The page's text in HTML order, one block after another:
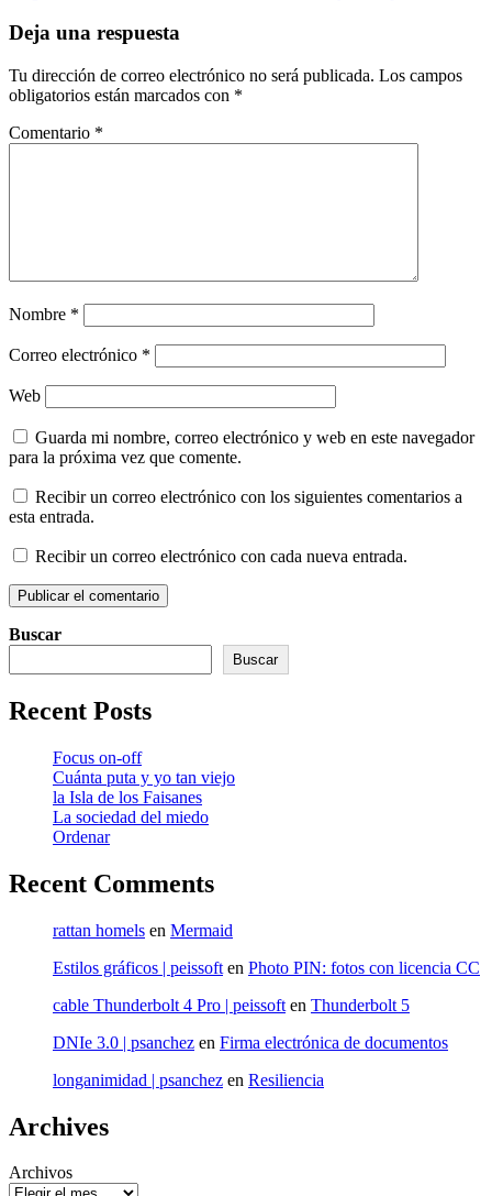
de
entradas
Deja una respuesta
Tu dirección de correo electrónico no será publicada. Los campos
obligatorios están marcados con *
Comentario *
Nombre *
Correo electrónico *
Web
Guarda mi nombre, correo electrónico y web en este navegador
para la próxima vez que comente.
Recibir un correo electrónico con los siguientes comentarios a
esta entrada.
Recibir un correo electrónico con cada nueva entrada.
Buscar
Buscar
Recent Posts
Focus on-off
Cuánta puta y yo tan viejo
la Isla de los Faisanes
La sociedad del miedo
Ordenar
Recent Comments
rattan homels en Mermaid
Estilos gráficos | peissoft en Photo PIN: fotos con licencia CC
cable Thunderbolt 4 Pro | peissoft en Thunderbolt 5
DNIe 3.0 | psanchez en Firma electrónica de documentos
longanimidad | psanchez en Resiliencia
Archives
Archivos